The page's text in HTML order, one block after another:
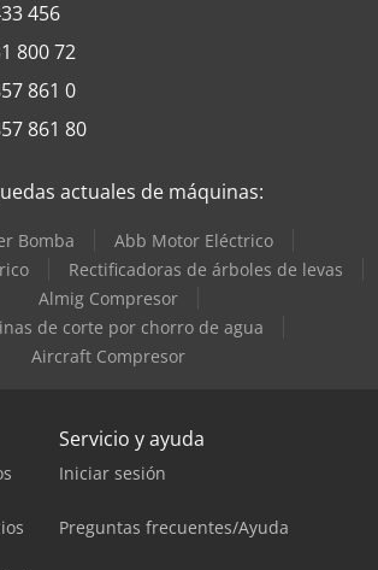
456
800 72
861 0
861 80
actuales de máquinas:
Bomba
Abb Motor Eléctrico
Rectificadoras de árboles de levas
Almig Compresor
de corte por chorro de agua
Aircraft Compresor
Servicio y ayuda
Iniciar sesión
Preguntas frecuentes/Ayuda